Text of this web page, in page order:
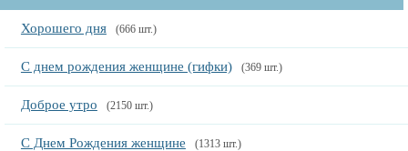
Хорошего дня (666 шт.)
С днем рождения женщине (гифки) (369 шт.)
Доброе утро (2150 шт.)
С Днем Рождения женщине (1313 шт.)